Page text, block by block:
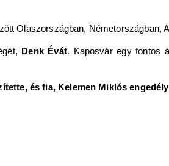
Olaszországban, Németországban,
Denk Évát. Kaposvár egy fontos
és fia, Kelemen Miklós